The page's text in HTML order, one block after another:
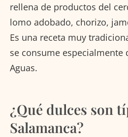
rellena de productos del
lomo adobado, chorizo,
Es una receta muy
se consume especialmente
Aguas.
¿Qué dulces son
Salamanca?